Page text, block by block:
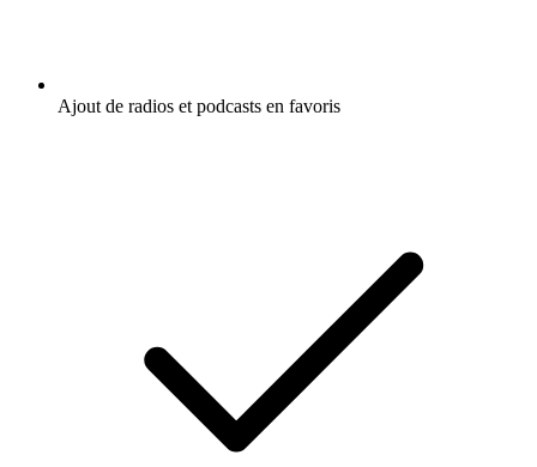
Ajout de radios et podcasts en favoris